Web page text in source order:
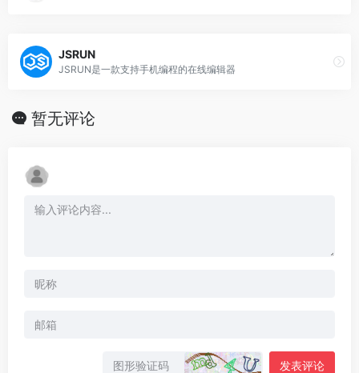
JSRUN
JSRUN是一款支持手机编程的在线编辑器
暂无评论
发表评论